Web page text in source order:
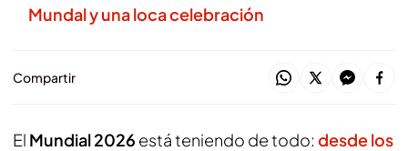
Mundal y una loca celebración
Compartir
El Mundial 2026 está teniendo de todo: desde los